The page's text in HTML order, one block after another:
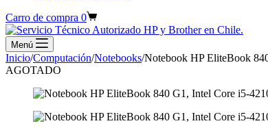
Carro de compra 0
Menú
Inicio/Computación/Notebooks/Notebook HP EliteBook
AGOTADO